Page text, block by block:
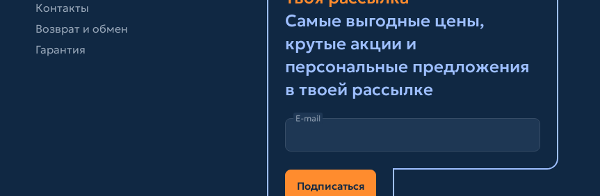
Контакты
Возврат и обмен
Гарантия
Самые выгодные цены,
крутые акции и
персональные предложения
в твоей рассылке
E-mail
Подписаться